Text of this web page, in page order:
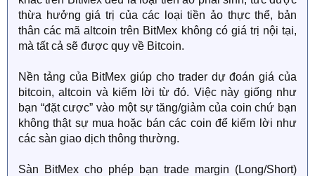
thừa hưởng giá trị của các loại tiền ảo thực thể, bản
thân các mã altcoin trên BitMex không có giá trị nội tại,
mà tất cả sẽ được quy về Bitcoin.
Nền tảng của BitMex giúp cho trader dự đoán giá của
bitcoin, altcoin và kiếm lời từ đó. Việc này giống như
bạn “đặt cược” vào một sự tăng/giảm của coin chứ bạn
không thật sự mua hoặc bán các coin để kiếm lời như
các sàn giao dịch thông thường.
Sàn BitMex cho phép bạn trade margin (Long/Short)